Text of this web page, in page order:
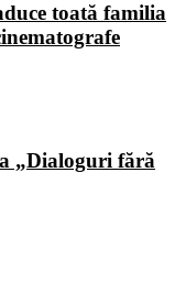
toată familia
„Dialoguri fără